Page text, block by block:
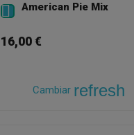
 American Pie Mix
16,00 €
Cambiar refresh